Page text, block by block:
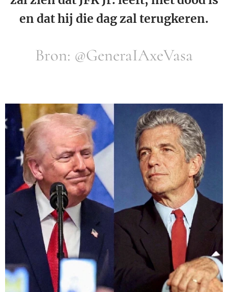
en dat hij die dag zal terugkeren.
Bron: @GeneraIAxeVasa